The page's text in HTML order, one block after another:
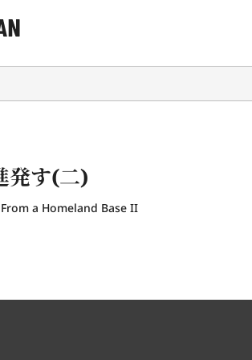
発す(二)
a Homeland Base II